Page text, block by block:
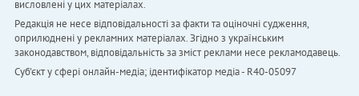
висловлені у цих матеріалах.
Редакція не несе відповідальності за факти та оціночні судження,
оприлюднені у рекламних матеріалах. Згідно з українським
законодавством, відповідальність за зміст реклами несе рекламодавець.
Cуб'єкт у сфері онлайн-медіа; ідентифікатор медіа - R40-05097